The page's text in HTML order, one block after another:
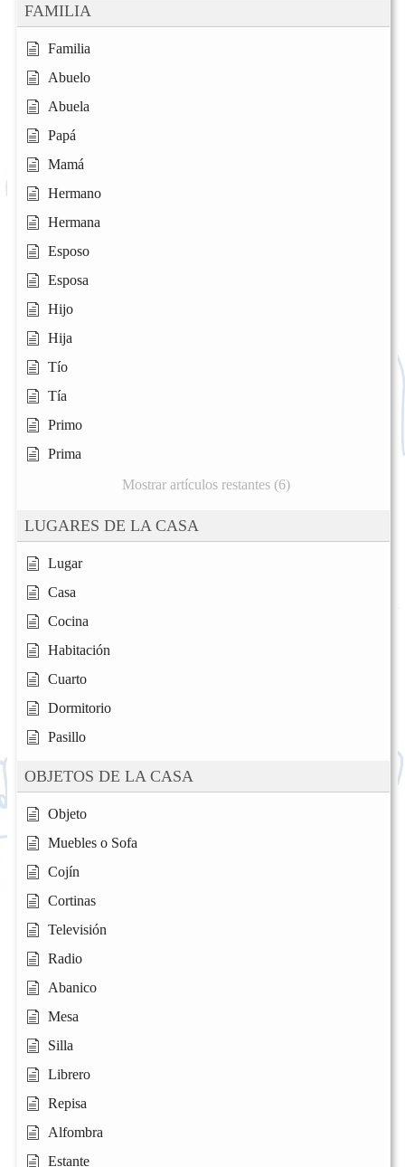
FAMILIA
Familia
Abuelo
Abuela
Papá
Mamá
Hermano
Hermana
Esposo
Esposa
Hijo
Hija
Tío
Tía
Primo
Prima
Mostrar artículos restantes (6)
LUGARES DE LA CASA
Lugar
Casa
Cocina
Habitación
Cuarto
Dormitorio
Pasillo
OBJETOS DE LA CASA
Objeto
Muebles o Sofa
Cojín
Cortinas
Televisión
Radio
Abanico
Mesa
Silla
Librero
Repisa
Alfombra
Estante